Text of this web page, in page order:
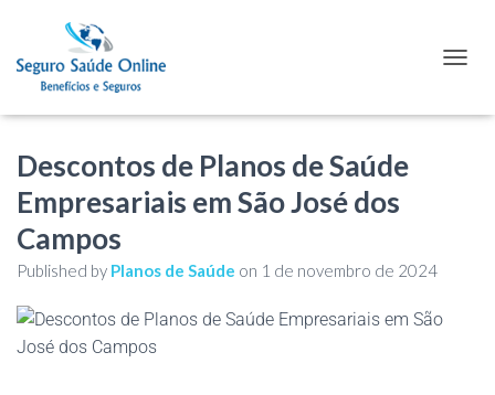
Descontos de Planos de Saúde
Empresariais em São José dos
Campos
Published by Planos de Saúde on 1 de novembro de 2024